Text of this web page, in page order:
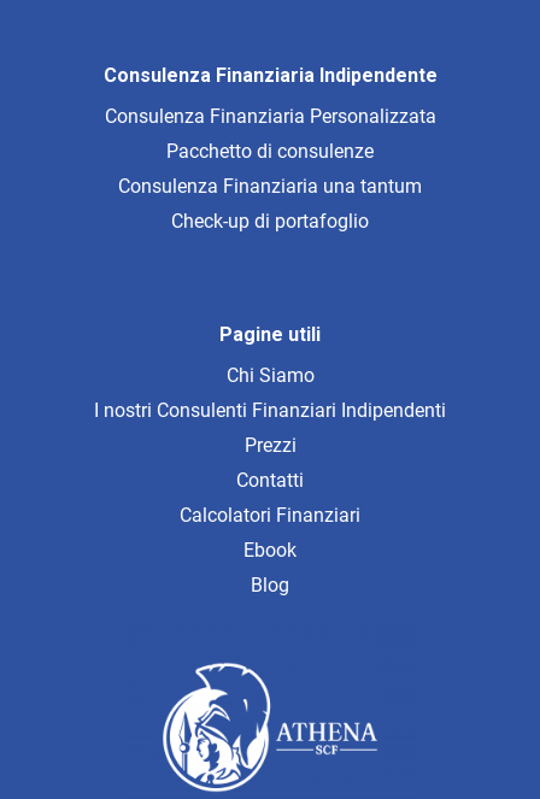
Pagine utili
Chi Siamo
I nostri Consulenti Finanziari Indipendenti
Prezzi
Contatti
Calcolatori Finanziari
Ebook
Blog
Consulenza Finanziaria Indipendente
Consulenza Finanziaria Personalizzata
Pacchetto di consulenze
Consulenza Finanziaria una tantum
Check-up di portafoglio